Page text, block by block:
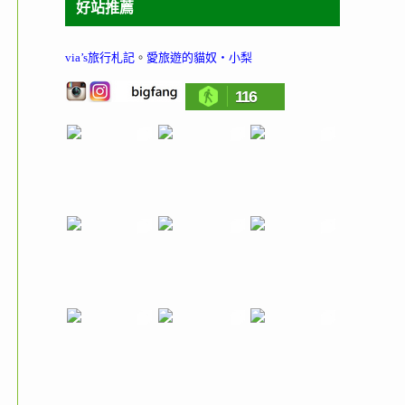
好站推薦
via’s旅行札記 。 愛旅遊的貓奴‧小梨
116